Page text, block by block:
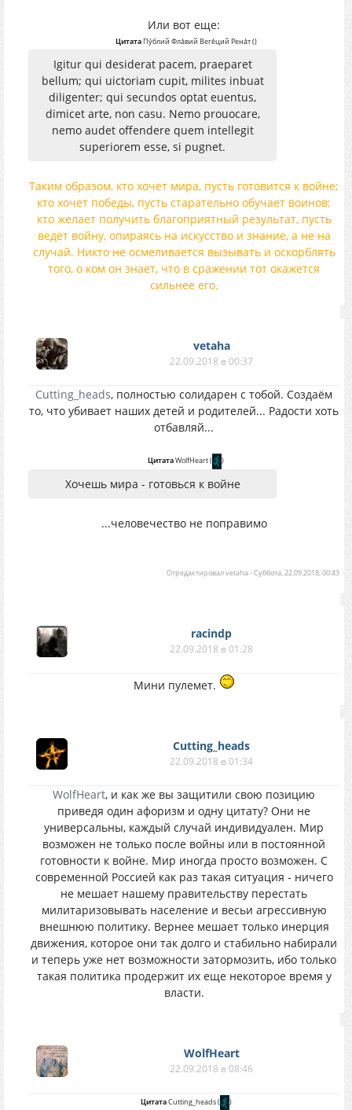
Или вот еще:
ЦитатаПу́блий Фла́вий Веге́ций Рена́т()
Igitur qui desiderat pacem, praeparet
bellum; qui uictoriam cupit, milites inbuat
diligenter; qui secundos optat euentus,
dimicet arte, non casu. Nemo prouocare,
nemo audet offendere quem intellegit
superiorem esse, si pugnet.
Таким образом, кто хочет мира, пусть готовится к войне;
кто хочет победы, пусть старательно обучает воинов;
кто желает получить благоприятный результат, пусть
ведёт войну, опираясь на искусство и знание, а не на
случай. Никто не осмеливается вызывать и оскорблять
того, о ком он знает, что в сражении тот окажется
сильнее его.
vetaha
22.09.2018 в 00:37
Cutting_heads, полностью солидарен с тобой. Создаём
то, что убивает наших детей и родителей... Радости хоть
отбавляй...
ЦитатаWolfHeart( )
Хочешь мира - готовься к войне
...человечество не поправимо
Отредактировалvetaha-Суббота, 22.09.2018, 00:43
racindp
22.09.2018 в 01:28
Мини пулемет.
Cutting_heads
22.09.2018 в 01:34
WolfHeart, и как же вы защитили свою позицию
приведя один афоризм и одну цитату? Они не
универсальны, каждый случай индивидуален. Мир
возможен не только после войны или в постоянной
готовности к войне. Мир иногда просто возможен. С
современной Россией как раз такая ситуация - ничего
не мешает нашему правительству перестать
милитаризовывать население и весьи агрессивную
внешнюю политику. Вернее мешает только инерция
движения, которое они так долго и стабильно набирали
и теперь уже нет возможности затормозить, ибо только
такая политика продержит их еще некоторое время у
власти.
WolfHeart
22.09.2018 в 08:46
ЦитатаCutting_heads( )